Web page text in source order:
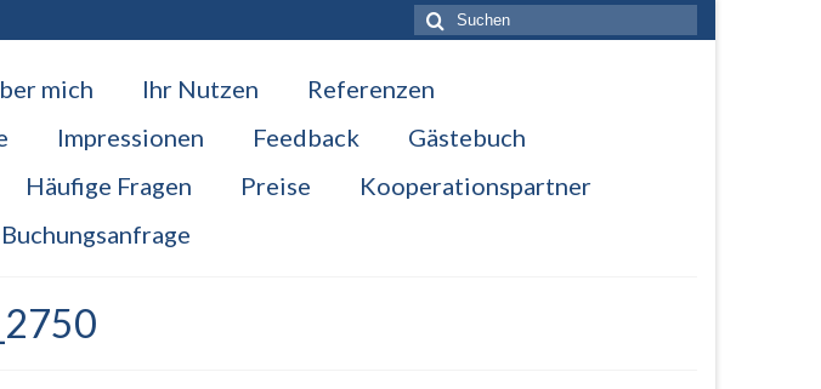
Suche
nach:
mich Ihr Nutzen
Referenzen
Impressionen Feedback
Gästebuch
Häufige Fragen Preise
Kooperationspartner
Buchungsanfrage